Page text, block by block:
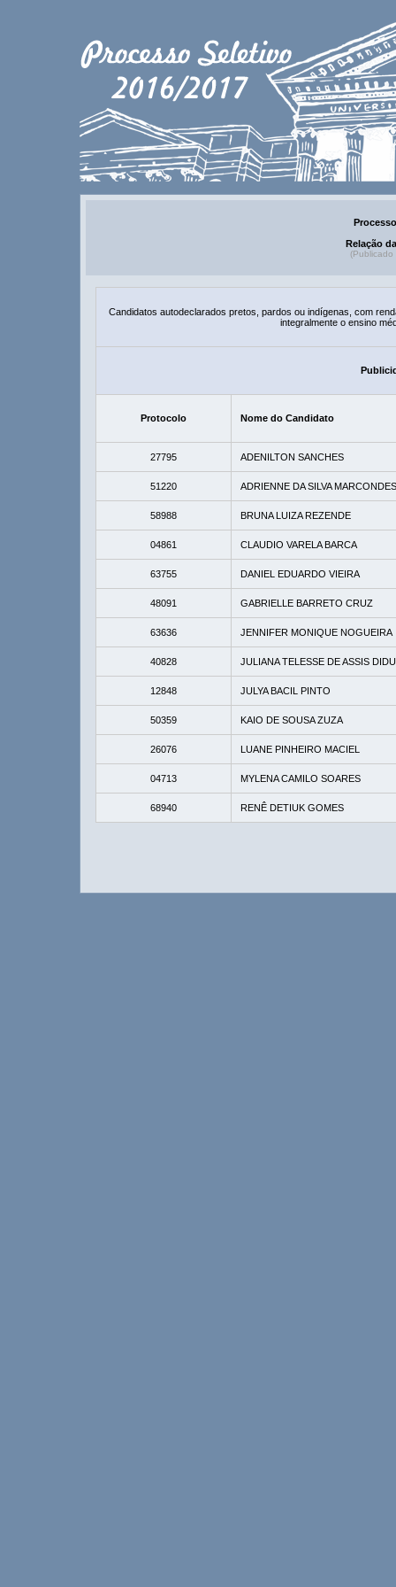
Relação
(Publicado
Candidatos autodeclarados pretos, pardos ou indígenas, com
integralmente o ensino
Protocolo Nome do Candidato
27795 ADENILTON SANCHES
51220 ADRIENNE DA SILVA MARCONDES
58988 BRUNA LUIZA REZENDE
04861 CLAUDIO VARELA BARCA
63755 DANIEL EDUARDO VIEIRA
48091 GABRIELLE BARRETO CRUZ
63636 JENNIFER MONIQUE NOGUEIRA
40828 JULIANA TELESSE DE ASSIS
12848 JULYA BACIL PINTO
50359 KAIO DE SOUSA ZUZA
26076 LUANE PINHEIRO MACIEL
04713 MYLENA CAMILO SOARES
68940 RENÊ DETIUK GOMES